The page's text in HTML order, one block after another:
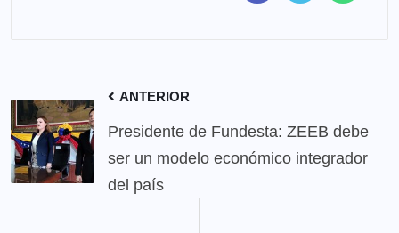
ANTERIOR
Presidente de Fundesta: ZEEB debe
ser un modelo económico integrador
del país